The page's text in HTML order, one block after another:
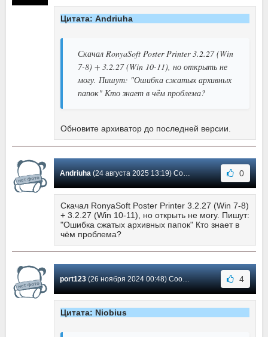
Цитата: Andriuha
Скачал RonyaSoft Poster Printer 3.2.27 (Win
7-8) + 3.2.27 (Win 10-11), но открыть не
могу. Пишут: "Ошибка сжатых архивных
папок" Кто знает в чём проблема?
Обновите архиватор до последней версии.
Andriuha(24 августа 2025 13:19) Сообщение #114 0
Скачал RonyaSoft Poster Printer 3.2.27 (Win 7-8)
+ 3.2.27 (Win 10-11), но открыть не могу. Пишут:
"Ошибка сжатых архивных папок" Кто знает в
чём проблема?
port123(26 ноября 2024 00:48) Сообщение #113 4
Цитата: Niobius